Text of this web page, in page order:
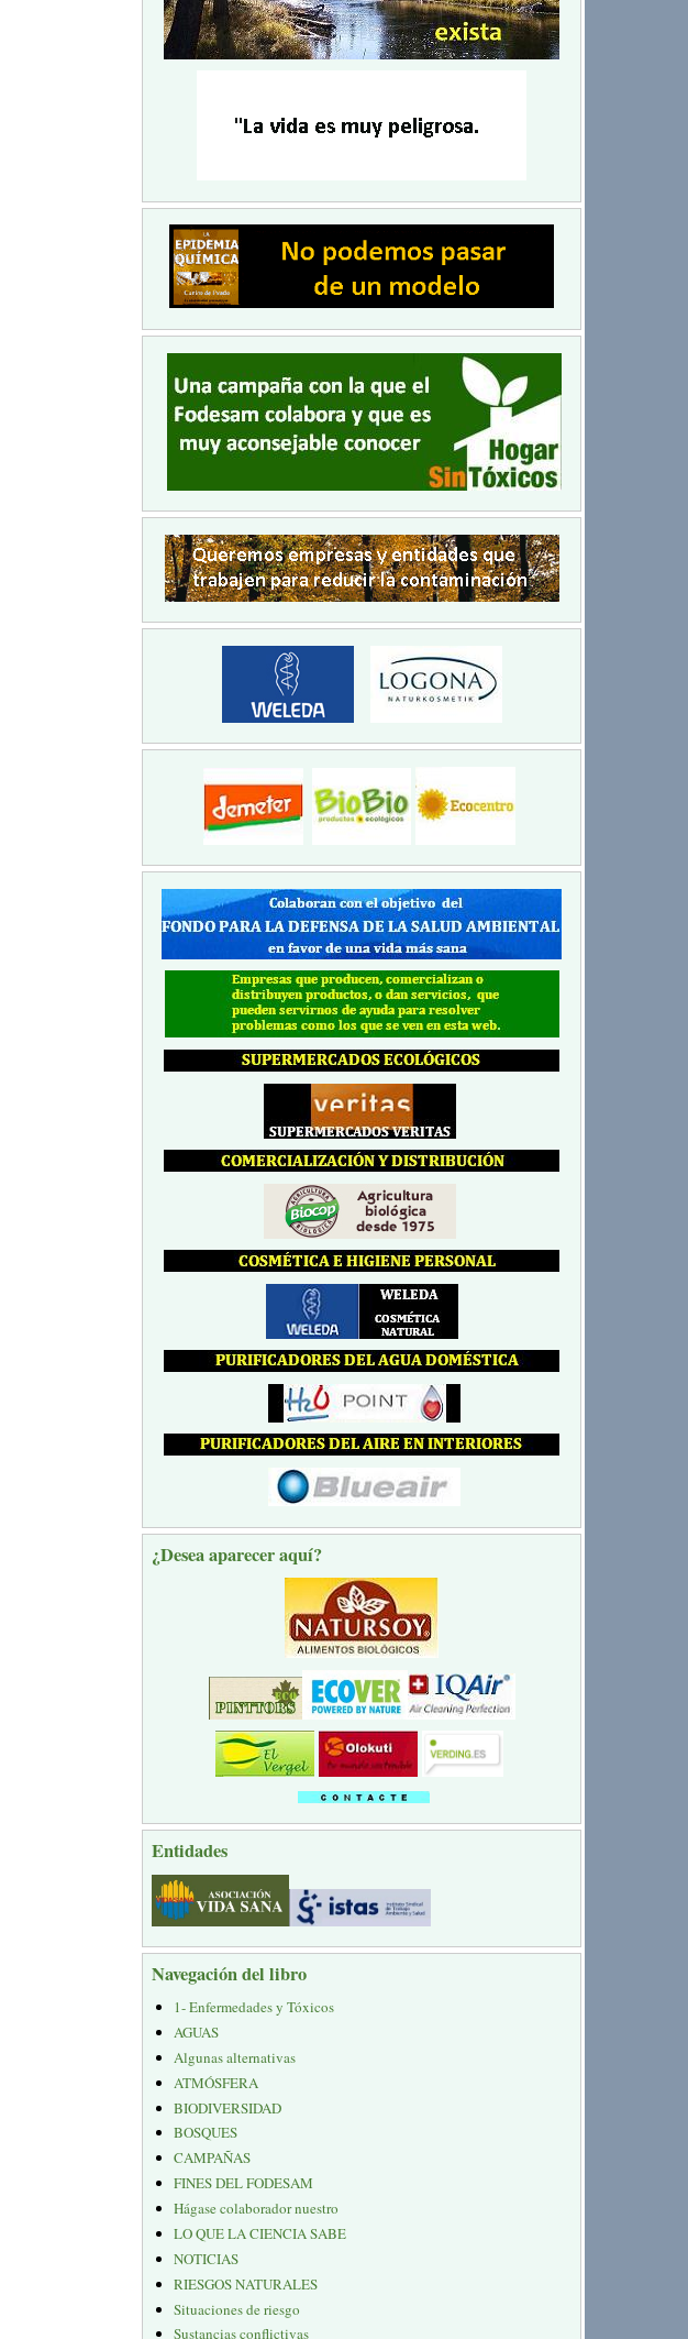
¿Desea aparecer aquí?
Entidades
Navegación del libro
1- Enfermedades y Tóxicos
AGUAS
Algunas alternativas
ATMÓSFERA
BIODIVERSIDAD
BOSQUES
CAMPAÑAS
FINES DEL FODESAM
Hágase colaborador nuestro
LO QUE LA CIENCIA SABE
NOTICIAS
RIESGOS NATURALES
Situaciones de riesgo
Sustancias conflictivas